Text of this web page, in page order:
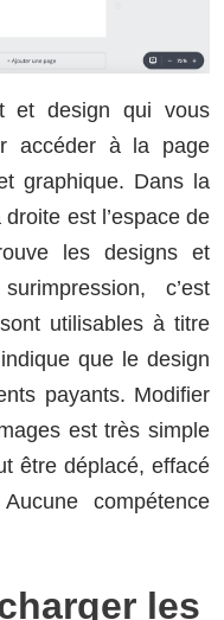
et design qui vous
accéder à la page
graphique. Dans la
droite est l’espace de
les designs et
c’est
utilisables à titre
que le design
payants. Modifier
est très simple
être déplacé, effacé
compétence
les